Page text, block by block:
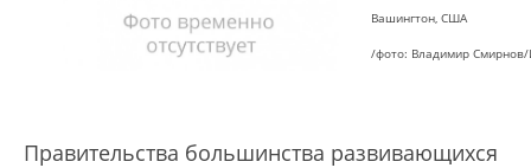
Вашингтон, США
/фото: Владимир
Правительства большинства развивающихся